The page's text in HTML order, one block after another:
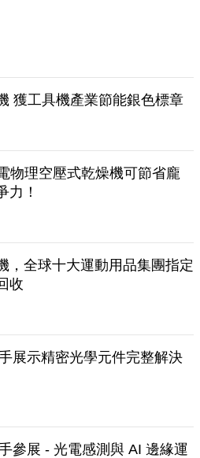
獲工具機產業節能銀色標章
物理空壓式乾燥機可節省龐
力！
，全球十大運動用品集團指定
收
展示精密光學元件完整解決
參展 - 光電感測與 AI 邊緣運